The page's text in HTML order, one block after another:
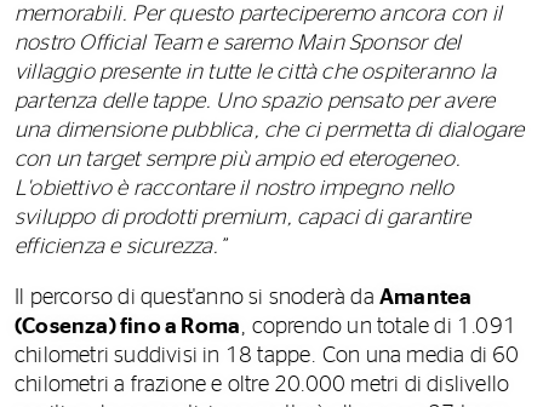
memorabili. Per questo parteciperemo ancora con il
nostro Official Team e saremo Main Sponsor del
villaggio presente in tutte le città che ospiteranno la
partenza delle tappe. Uno spazio pensato per avere
una dimensione pubblica, che ci permetta di dialogare
con un target sempre più ampio ed eterogeneo.
L'obiettivo è raccontare il nostro impegno nello
sviluppo di prodotti premium, capaci di garantire
efficienza e sicurezza.”
Il percorso di quest'anno si snoderà da Amantea
(Cosenza) fino a Roma, coprendo un totale di 1.091
chilometri suddivisi in 18 tappe. Con una media di 60
chilometri a frazione e oltre 20.000 metri di dislivello